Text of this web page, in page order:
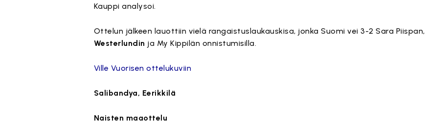
Kauppi analysoi.
Ottelun jälkeen lauottiin vielä rangaistuslaukauskisa, jonka Suomi vei 3-2 Sara Piispan,
Westerlundin ja My Kippilän onnistumisilla.
Ville Vuorisen ottelukuviin
Salibandya, Eerikkilä
Naisten maaottelu